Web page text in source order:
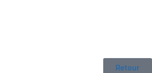
Retour